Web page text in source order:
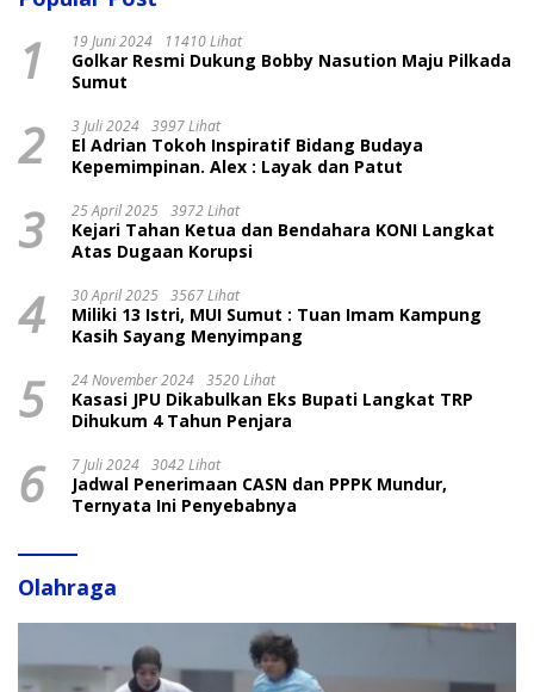
1 19 Juni 2024 11410 Lihat
Golkar Resmi Dukung Bobby Nasution Maju Pilkada
Sumut
2 3 Juli 2024 3997 Lihat
El Adrian Tokoh Inspiratif Bidang Budaya
Kepemimpinan. Alex : Layak dan Patut
3 25 April 2025 3972 Lihat
Kejari Tahan Ketua dan Bendahara KONI Langkat
Atas Dugaan Korupsi
4 30 April 2025 3567 Lihat
Miliki 13 Istri, MUI Sumut : Tuan Imam Kampung
Kasih Sayang Menyimpang
5 24 November 2024 3520 Lihat
Kasasi JPU Dikabulkan Eks Bupati Langkat TRP
Dihukum 4 Tahun Penjara
6 7 Juli 2024 3042 Lihat
Jadwal Penerimaan CASN dan PPPK Mundur,
Ternyata Ini Penyebabnya
Olahraga